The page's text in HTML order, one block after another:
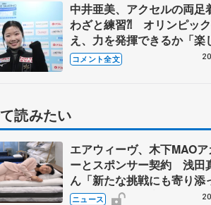
中井亜美、アクセルの両足
わざと練習⁈ オリンピッ
え、力を発揮できるか「楽
【四大陸選手権公式練習】
コメント全文
読みたい
エアウィーヴ、木下MAO
ーとスポンサー契約 浅田
ん「新たな挑戦にも寄り添
ただけることに心強さ」
ニュース